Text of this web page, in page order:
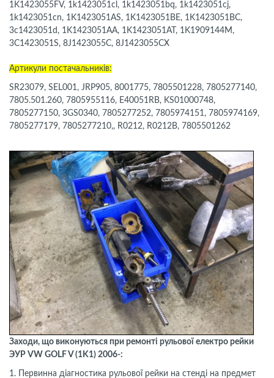
1K1423055FV, 1k1423051cl, 1k1423051bq, 1k1423051cj,
1k1423051cn, 1K1423051AS, 1K1423051BE, 1K1423051BC,
3c1423051d, 1K1423051AA, 1K1423051AT, 1K1909144M,
3C1423051S, 8J1423055C, 8J1423055CX
Артикули постачальників:
SR23079, SEL001, JRP905, 8001775, 7805501228, 7805277140,
7805.501.260, 7805955116, E40051RB, KS01000748,
7805277150, 3GS0340, 7805277252, 7805974151, 7805974169,
7805277179, 7805277210,, R0212, R0212B, 7805501262
Заходи, що виконуються при ремонті рульової електро рейки
ЭУР VW GOLF V (1K1) 2006-:
1. Первинна діагностика рульової рейки на стенді на предмет